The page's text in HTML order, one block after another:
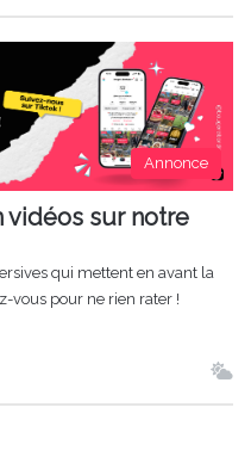
Annonce
vidéos sur notre
qui mettent en avant la
vous pour ne rien rater !